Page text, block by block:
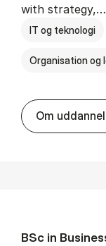
with strategy,…
IT og teknologi
Organisation og
Om
BSc in